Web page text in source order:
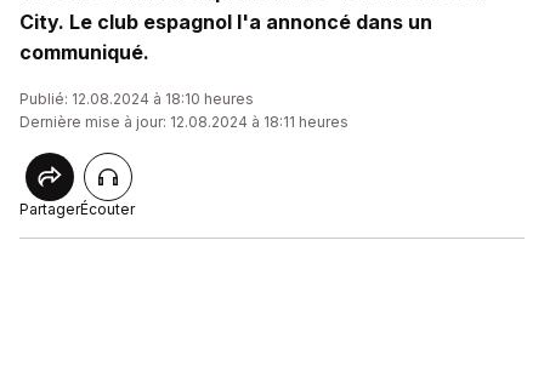
City. Le club espagnol l'a annoncé dans un
communiqué.
Publié: 12.08.2024 à 18:10 heures
Dernière mise à jour: 12.08.2024 à 18:11 heures
PartagerÉcouter